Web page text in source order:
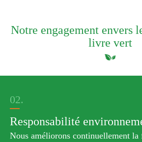
Notre engagement envers
livre vert
02.
Responsabilité
Nous améliorons continuellement la